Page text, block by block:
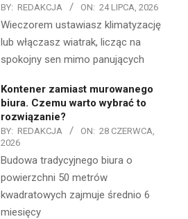
BY: REDAKCJA ON: 24 LIPCA, 2026
Wieczorem ustawiasz klimatyzację
lub włączasz wiatrak, licząc na
spokojny sen mimo panujących
Kontener zamiast murowanego
biura. Czemu warto wybrać to
rozwiązanie?
BY: REDAKCJA ON: 28 CZERWCA,
2026
Budowa tradycyjnego biura o
powierzchni 50 metrów
kwadratowych zajmuje średnio 6
miesięcy